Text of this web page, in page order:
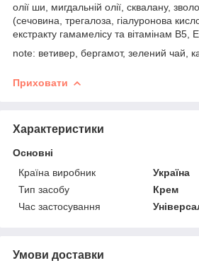
олії ши, мигдальній олії, сквалану,
(сечовина, трегалоза, гіалуронова
екстракту гамамелісу та вітамінам B5, E
note: ветивер, бергамот, зелений чай,
Приховати
Характеристики
Основні
Країна виробник
Україна
Тип засобу
Крем
Час застосування
Умови доставки